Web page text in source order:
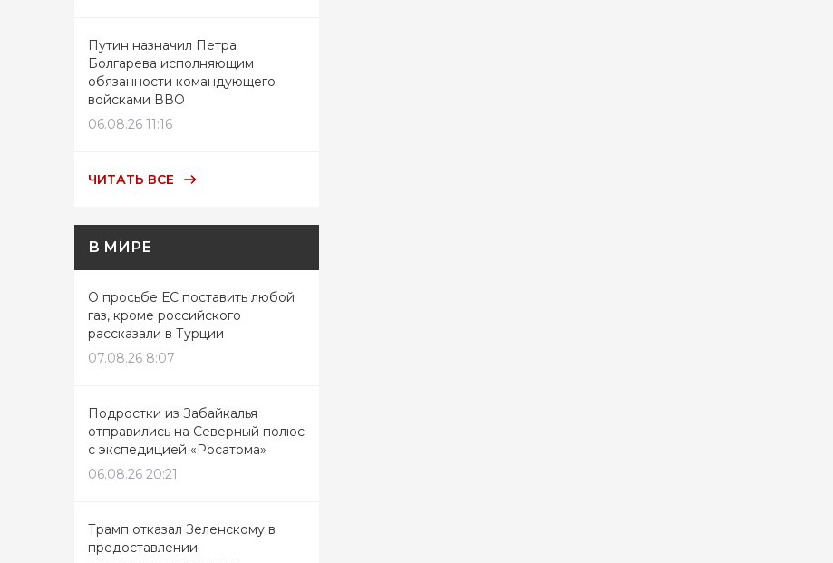
Путин назначил Петра
Болгарева исполняющим
обязанности командующего
войсками ВВО
06.08.26 11:16
ЧИТАТЬ ВСЕ
В МИРЕ
О просьбе ЕС поставить любой
газ, кроме российского
рассказали в Турции
07.08.26 8:07
Подростки из Забайкалья
отправились на Северный полюс
с экспедицией «Росатома»
06.08.26 20:21
Трамп отказал Зеленскому в
предоставлении